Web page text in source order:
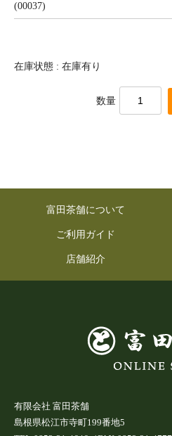
(00037)
在庫状態 : 在庫有り
数量
富田茶舗について
ご利用ガイド
店舗紹介
有限会社 富田茶舗
島根県松江市寺町199番地5